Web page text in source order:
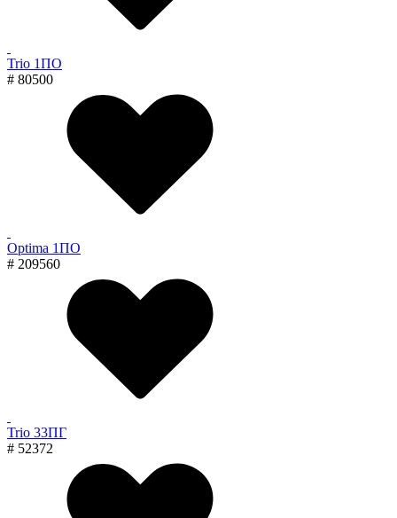
Trio 1ПО
# 80500
Optima 1ПО
# 209560
Trio 33ПГ
# 52372